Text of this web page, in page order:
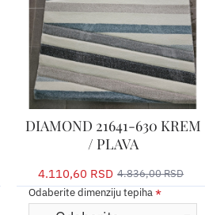
DIAMOND 21641-630 KREM
/ PLAVA
4.110,60 RSD 4.836,00 RSD
Odaberite dimenziju tepiha